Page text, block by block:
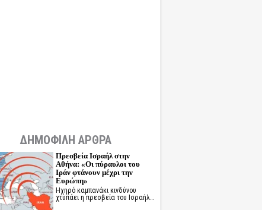
ΔΗΜΟΦΙΛΗ ΑΡΘΡΑ
Πρεσβεία Ισραήλ στην
Αθήνα: «Οι πύραυλοι του
Ιράν φτάνουν μέχρι την
Ευρώπη»
Ηχηρό καμπανάκι κινδύνου
χτυπάει η πρεσβεία του Ισραήλ…